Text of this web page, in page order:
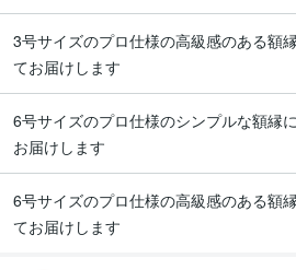
3号サイズのプロ仕様の高級感のある額
てお届けします
6号サイズのプロ仕様のシンプルな額縁
お届けします
6号サイズのプロ仕様の高級感のある額
てお届けします